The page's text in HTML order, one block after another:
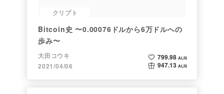
クリプト
Bitcoin史 〜0.00076ドルから6万ドルへの
歩み〜
大田コウキ
2021/04/06
799.98 ALIS
947.13 ALIS